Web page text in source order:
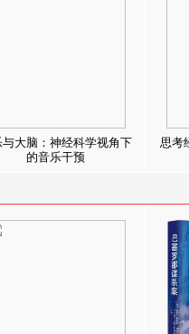
与大脑：神经科学视角下
的音乐干预
思考